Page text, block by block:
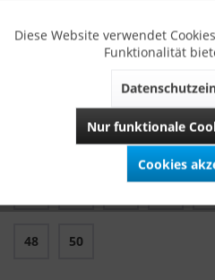
WICHTIG: Rock und Mieder
Größe gekauft werden!
Alle VARIASOPHIA Dirndl
hergestellt.
48 50
Diese Website verwendet
Funktionalität
Nur funktionale
Cookies